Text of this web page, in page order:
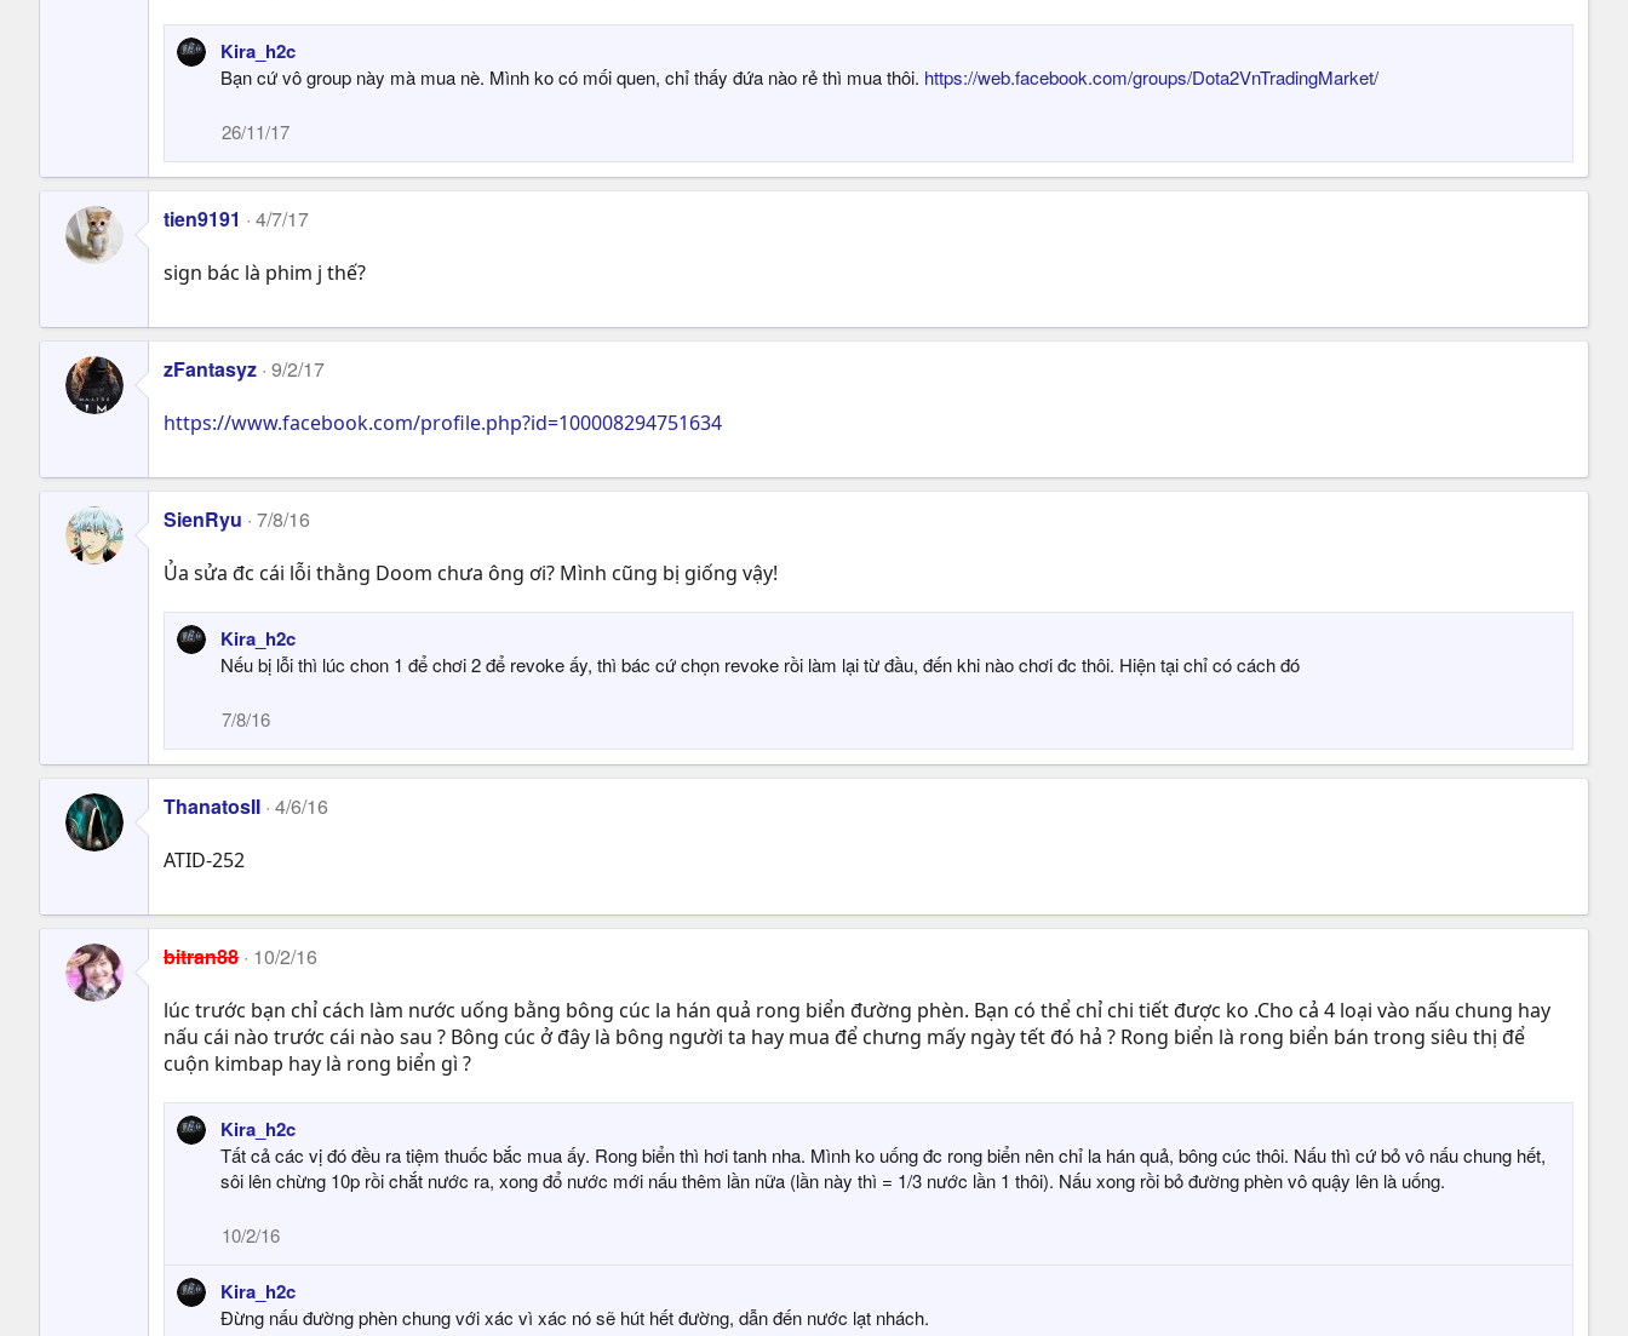
Kira_h2c
Bạn cứ vô group này mà mua nè. Mình ko có mối quen, chỉ thấy đứa nào rẻ thì mua thôi. https://web.facebook.com/groups/Dota2VnTradingMarket/
26/11/17
tien9191 4/7/17
sign bác là phim j thế?
zFantasyz 9/2/17
https://www.facebook.com/profile.php?id=100008294751634
SienRyu 7/8/16
Ủa sửa đc cái lỗi thằng Doom chưa ông ơi? Mình cũng bị giống vậy!
Kira_h2c
Nếu bị lỗi thì lúc chon 1 để chơi 2 để revoke ấy, thì bác cứ chọn revoke rồi làm lại từ đầu, đến khi nào chơi đc thôi. Hiện tại chỉ có cách đó
7/8/16
ThanatosII 4/6/16
ATID-252
bitran88 10/2/16
lúc trước bạn chỉ cách làm nước uống bằng bông cúc la hán quả rong biển đường phèn. Bạn có thể chỉ chi tiết được ko .Cho cả 4 loại vào nấu chung hay
nấu cái nào trước cái nào sau ? Bông cúc ở đây là bông người ta hay mua để chưng mấy ngày tết đó hả ? Rong biển là rong biển bán trong siêu thị để
cuộn kimbap hay là rong biển gì ?
Kira_h2c
Tất cả các vị đó đều ra tiệm thuốc bắc mua ấy. Rong biển thì hơi tanh nha. Mình ko uống đc rong biển nên chỉ la hán quả, bông cúc thôi. Nấu thì cứ bỏ vô nấu chung hết,
sôi lên chừng 10p rồi chắt nước ra, xong đổ nước mới nấu thêm lần nữa (lần này thì = 1/3 nước lần 1 thôi). Nấu xong rồi bỏ đường phèn vô quậy lên là uống.
10/2/16
Kira_h2c
Đừng nấu đường phèn chung với xác vì xác nó sẽ hút hết đường, dẫn đến nước lạt nhách.